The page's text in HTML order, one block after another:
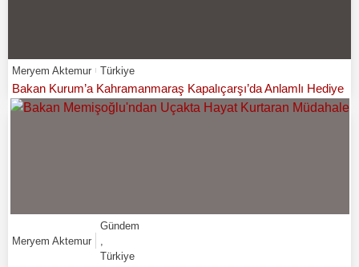
Meryem Aktemur Türkiye
Bakan Kurum’a Kahramanmaraş Kapalıçarşı’da Anlamlı Hediye
Meryem Aktemur
Gündem
Türkiye